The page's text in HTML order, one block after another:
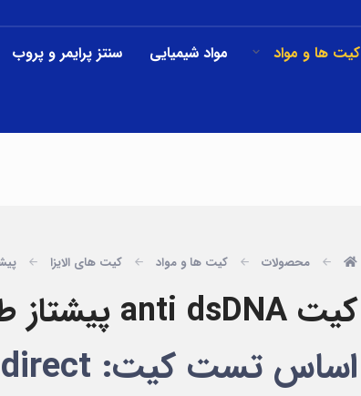
کیت ها و مواد مواد شیمیایی سنتز پرایمر و پروب
محصولات کیت ها و مواد کیت های الایزا
کیت anti dsDNA پیشتاز طب
اساس تست کیت: Indirect